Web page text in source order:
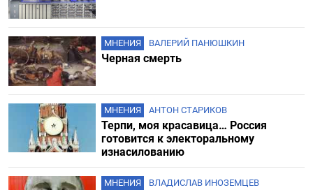
МНЕНИЯ ВАЛЕРИЙ ПАНЮШКИН
Черная смерть
МНЕНИЯ АНТОН СТАРИКОВ
Терпи, моя красавица… Россия
готовится к электоральному
изнасилованию
МНЕНИЯ ВЛАДИСЛАВ ИНОЗЕМЦЕВ